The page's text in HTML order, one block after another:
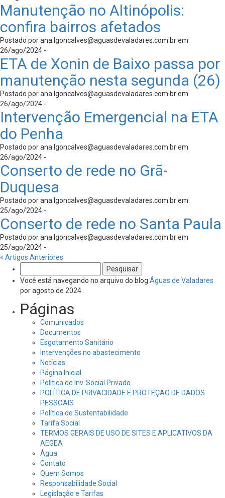
Manutenção no Altinópolis:
confira bairros afetados
Postado porana.lgoncalves@aguasdevaladares.com.brem
26/ago/2024 -
ETA de Xonin de Baixo passa por
manutenção nesta segunda (26)
Postado porana.lgoncalves@aguasdevaladares.com.brem
26/ago/2024 -
Intervenção Emergencial na ETA
do Penha
Postado porana.lgoncalves@aguasdevaladares.com.brem
26/ago/2024 -
Conserto de rede no Grã-
Duquesa
Postado porana.lgoncalves@aguasdevaladares.com.brem
25/ago/2024 -
Conserto de rede no Santa Paula
Postado porana.lgoncalves@aguasdevaladares.com.brem
25/ago/2024 -
« Artigos Anteriores
por:
Você está navegando no arquivo do blog Águas de Valadares
por agosto de 2024.
Páginas
Comunicados
Documentos
Esgotamento Sanitário
Intervenções no abastecimento
Notícias
Página Inicial
Politica de Inv. Social Privado
POLÍTICA DE PRIVACIDADE E PROTEÇÃO DE DADOS
PESSOAIS
Política de Sustentabilidade
Tarifa Social
TERMOS GERAIS DE USO DE SITES E APLICATIVOS DA
AEGEA
Água
Contato
Quem Somos
Responsabilidade Social
Legislação e Tarifas